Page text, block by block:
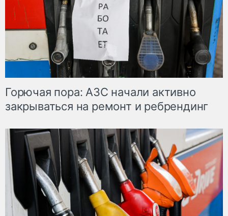
Горючая пора: АЗС начали активно
закрываться на ремонт и ребрендинг